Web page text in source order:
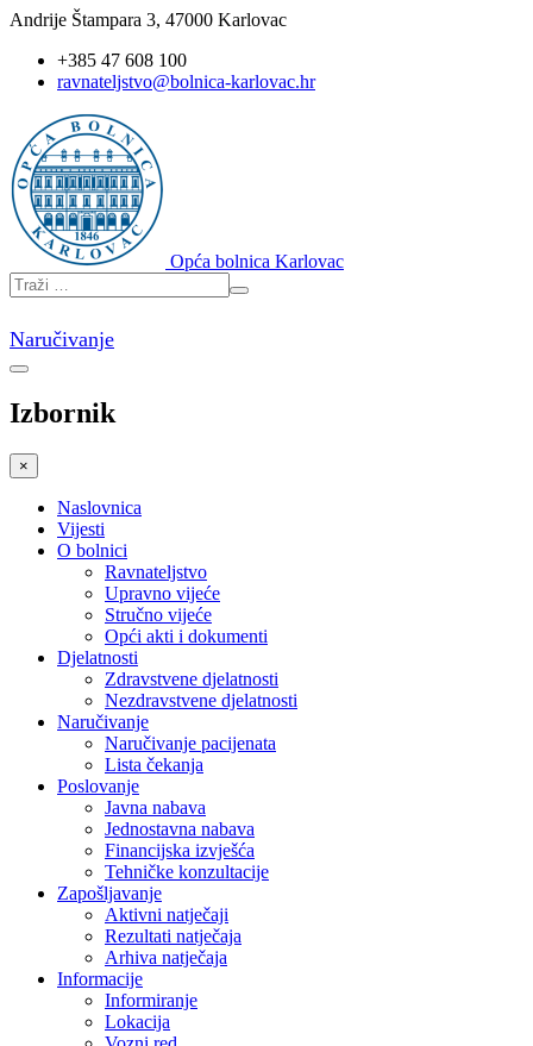
Andrije Štampara 3, 47000 Karlovac
+385 47 608 100
ravnateljstvo@bolnica-karlovac.hr
Opća bolnica Karlovac
Naručivanje
Izbornik
×
Naslovnica
Vijesti
O bolnici
Ravnateljstvo
Upravno vijeće
Stručno vijeće
Opći akti i dokumenti
Djelatnosti
Zdravstvene djelatnosti
Nezdravstvene djelatnosti
Naručivanje
Naručivanje pacijenata
Lista čekanja
Poslovanje
Javna nabava
Jednostavna nabava
Financijska izvješća
Tehničke konzultacije
Zapošljavanje
Aktivni natječaji
Rezultati natječaja
Arhiva natječaja
Informacije
Informiranje
Lokacija